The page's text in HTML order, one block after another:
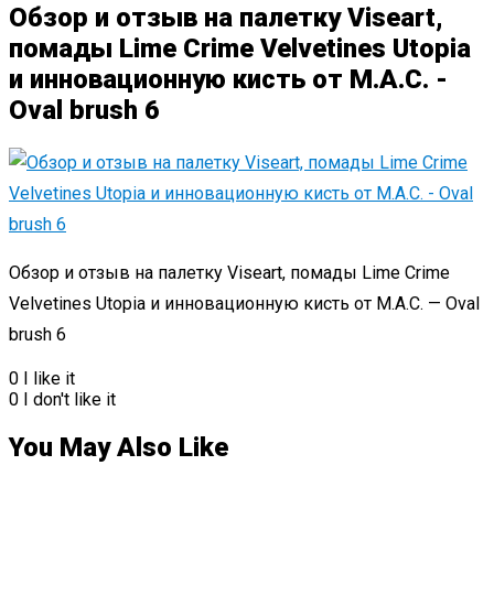
Обзор и отзыв на палетку Viseart,
помады Lime Crime Velvetines Utopia
и инновационную кисть от M.A.C. -
Oval brush 6
Обзор и отзыв на палетку Viseart, помады Lime Crime
Velvetines Utopia и инновационную кисть от M.A.C. — Oval
brush 6
0 I like it
0 I don't like it
You May Also Like